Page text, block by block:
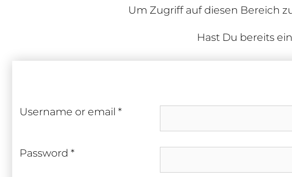
Um Zugriff auf diesen Bereich
Hast Du bereits
User­name or email *Required
Pass­word *Required